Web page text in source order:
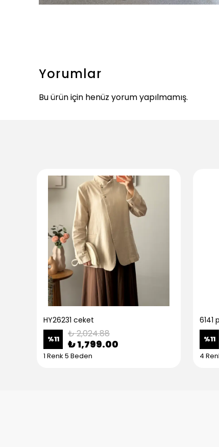
Yorumlar
Bu ürün için henüz yorum yapılmamış.
HY26231 ceket
%11 ₺ 2,024.88
₺ 1,799.00
1 Renk 5 Beden
6141
%11
4